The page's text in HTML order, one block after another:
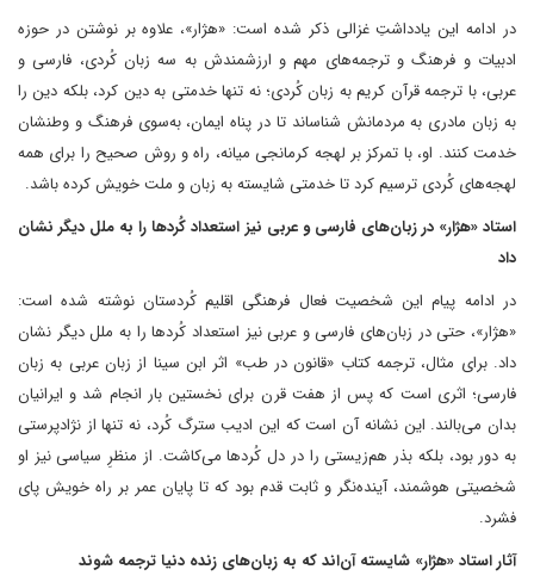
در ادامه این یادداشتِ غزالی ذکر شده است: «هژار»، علاوه بر نوشتن در حوزه‌
ادبیات و فرهنگ و ترجمه‌های مهم و ارزشمندش به سه زبان کُردی، فارسی و
عربی، با ترجمه‌ قرآن کریم به زبان کُردی؛ نه ‌تنها خدمتی به دین کرد، بلکه دین را
به زبان مادری به مردمانش شناساند تا در پناه ایمان، به‌سوی فرهنگ و وطنشان
خدمت کنند. او، با تمرکز بر لهجه کرمانجی میانه، راه و روش صحیح را برای همه‌
لهجه‌های کُردی ترسیم کرد تا خدمتی شایسته به زبان و ملت خویش کرده باشد.
استاد «هژار» در زبان‌های فارسی و عربی نیز استعداد کُردها را به ملل دیگر نشان
داد
در ادامه پیام این شخصیت فعال فرهنگی اقلیم کُردستان نوشته شده است:
«هژار»، حتی در زبان‌های فارسی و عربی نیز استعداد کُردها را به ملل دیگر نشان
داد. برای مثال، ترجمه‌ کتاب «قانون در طب» اثر ابن‌ سینا از زبان عربی به زبان
فارسی؛ اثری است که پس از هفت قرن برای نخستین‌ بار انجام شد و ایرانیان
بدان می‌بالند. این نشانه آن است که این ادیب سترگ کُرد، نه ‌تنها از نژادپرستی
به‌ دور بود، بلکه بذر هم‌زیستی را در دل کُردها می‌کاشت. از منظرِ سیاسی نیز او
شخصیتی هوشمند، آینده‌‌نگر و ثابت ‌قدم بود که تا پایان عمر بر راه خویش پای
فشرد.
آثار استاد «هژار» شایسته آن‌اند که به زبان‌های زنده دنیا ترجمه شوند